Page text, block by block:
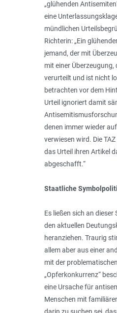
„glühenden Antisemiten
eine
mündlichen
Richterin: „Ein
jemand, der mit
mit einer Überzeugung,
verurteilt und ist nicht
betrachten vor dem
Urteil ignoriert damit
denen immer wieder
verwiesen wird. Die
das Urteil ihren Artikel
abgeschafft.“
Staatliche
Es ließen sich an
den aktuellen
heranziehen. Traurig
allem aber aus einer
mit der
„Opferkonkurrenz“
eine Ursache für
Menschen mit
darin zu suchen sei,